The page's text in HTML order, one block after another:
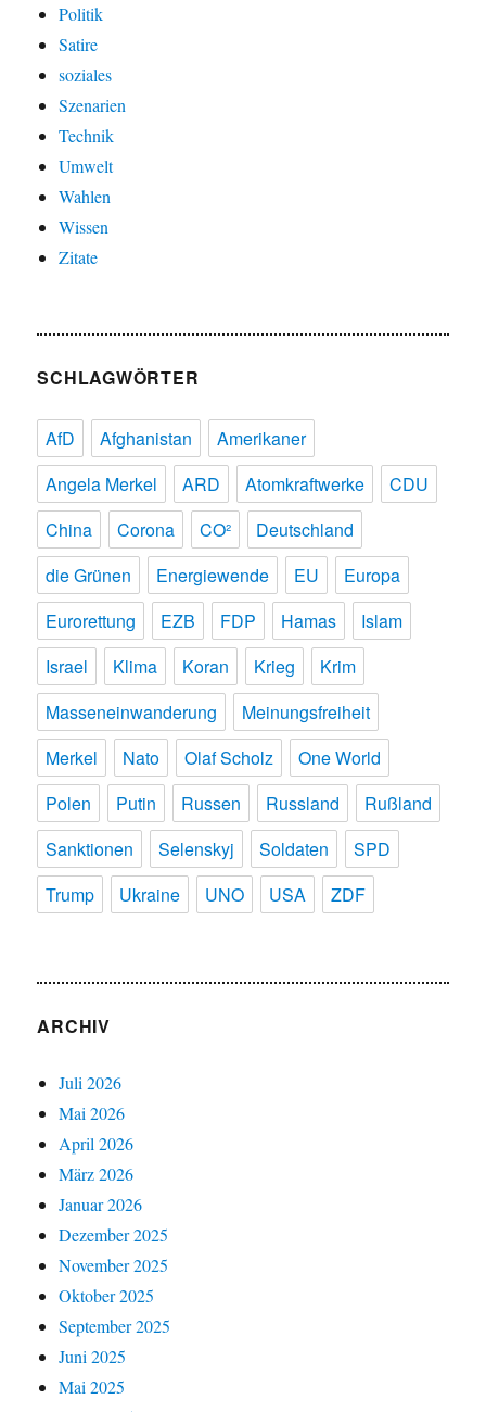
Politik
Satire
soziales
Szenarien
Technik
Umwelt
Wahlen
Wissen
Zitate
SCHLAGWÖRTER
AfD Afghanistan
Amerikaner
Angela Merkel
ARD Atomkraftwerke
CDU
China
Corona CO²
Deutschland
die Grünen
Energiewende EU
Europa
Eurorettung
EZB FDP Hamas
Islam
Israel
Klima Koran Krieg
Krim
Masseneinwanderung
Meinungsfreiheit
Merkel
Nato Olaf Scholz
One World
Polen
Putin Russen Russland
Rußland
Sanktionen
Selenskyj Soldaten
SPD
Trump
Ukraine UNO USA ZDF
ARCHIV
Juli 2026
Mai 2026
April 2026
März 2026
Januar 2026
Dezember 2025
November 2025
Oktober 2025
September 2025
Juni 2025
Mai 2025